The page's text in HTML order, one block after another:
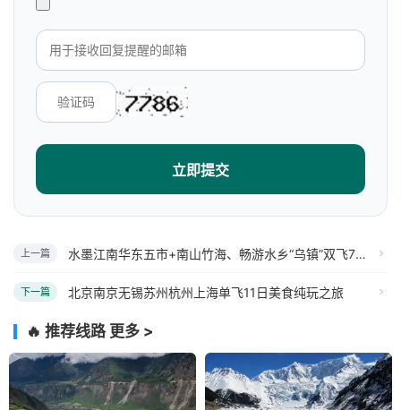
立即提交
上一篇 水墨江南华东五市+南山竹海、畅游水乡“乌镇”双飞7日游
下一篇 北京南京无锡苏州杭州上海单飞11日美食纯玩之旅
🔥 推荐线路 更多 >